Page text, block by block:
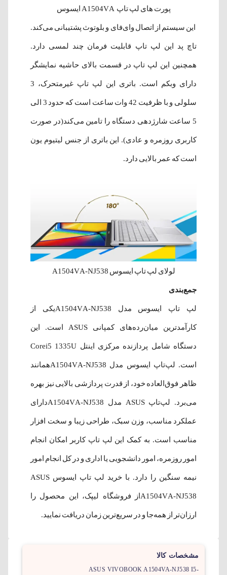
پورت های لپ تاپ A1504VA ایسوس
این سیستم از اتصال وای‌فای و بلوتوث پشتیبانی می‌کند.
تاچ پد این لپ تاپ قابلیت فرمان چند لمسی دارد.
همچنین این لپ تاپ در قسمت بالای حاشیه‌ نمایشگر
دارای وبکم است. باتری این لپ تاپ غیرمتحرک، 3
سلولی و با ظرفیت 42 وات ساعت است که حدود 3 الی
5 ساعت شارژدهی دستگاه را تامین می‌کند(در صورت
کاربری روزمره و عادی). این باتری از جنس لیتیوم یون
است که عمر بالایی دارد.
لولای لپ تاپ ایسوس A1504VA-NJ538
جمع‌بندی
لپ تاپ ایسوس مدل A1504VA-NJ538یکی از
کارآمدترین میان‌رده‌های کمپانی ASUS است. این
دستگاه شامل پردازنده مرکزی اینتل Corei5 1335U
است. لپ‌تاپ ایسوس مدل A1504VA-NJ538همانند
ظاهر فوق‌العاده خود، از قدرت پردازشی بالایی نیز بهره
می‌برد. لپ‌تاپ ASUS مدل A1504VA-NJ538دارای
عملکرد مناسب، وزن سبک، طراحی زیبا و سخت افزار
مناسب است. به کمک این لپ تاپ کاربر امکان انجام
امور روزمره، امور دانشجویی یا اداری و در کل انجام امور
نیمه سنگین را دارد. با خرید لپ‌ تاپ ایسوس ASUS
A1504VA-NJ538از فروشگاه لیپک، این محصول را
ارزان‌تر از همه‌جا و در سریع‌ترین زمان دریافت نمایید.
مشخصات کالا
ASUS VIVOBOOK A1504VA-NJ538 I5-